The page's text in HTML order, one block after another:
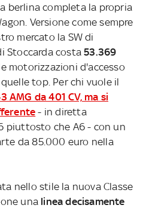
berlina completa la propria
Versione come sempre
mercato la SW di
Stoccarda costa53.369
motorizzazioni d'accesso
top. Per chi vuole il
AMG da 401 CV,ma si
- in diretta
piuttosto che A6 - con un
da 85.000 euro nella
nello stile la nuova Classe
una linea decisamente